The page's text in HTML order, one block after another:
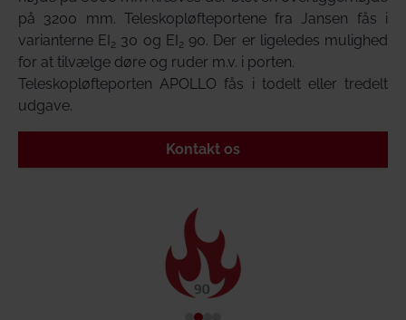
på 3200 mm. Teleskopløfteportene fra Jansen fås i
varianterne EI2 30 og EI290. Der er ligeledes mulighed
for at tilvælge døre og ruder m.v. i porten.
Teleskopløfteporten APOLLO fås i todelt eller tredelt
udgave.
Kontakt os